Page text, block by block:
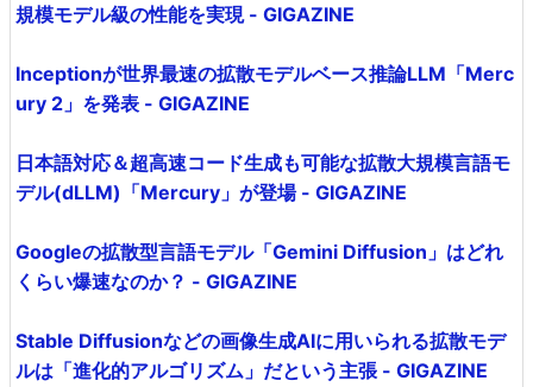
規模モデル級の性能を実現 - GIGAZINE
Inceptionが世界最速の拡散モデルベース推論LLM「Merc
ury 2」を発表 - GIGAZINE
日本語対応＆超高速コード生成も可能な拡散大規模言語モ
デル(dLLM)「Mercury」が登場 - GIGAZINE
Googleの拡散型言語モデル「Gemini Diffusion」はどれ
くらい爆速なのか？ - GIGAZINE
Stable Diffusionなどの画像生成AIに用いられる拡散モデ
ルは「進化的アルゴリズム」だという主張 - GIGAZINE